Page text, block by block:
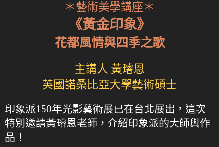
＊藝術美學講座＊
《黃金印象》
花都風情與四季之歌
主講人 黃璿恩
英國諾桑比亞大學藝術碩士
印象派150年光影藝術展已在台北展出，這次
特別邀請黃璿恩老師，介紹印象派的大師與作
品！